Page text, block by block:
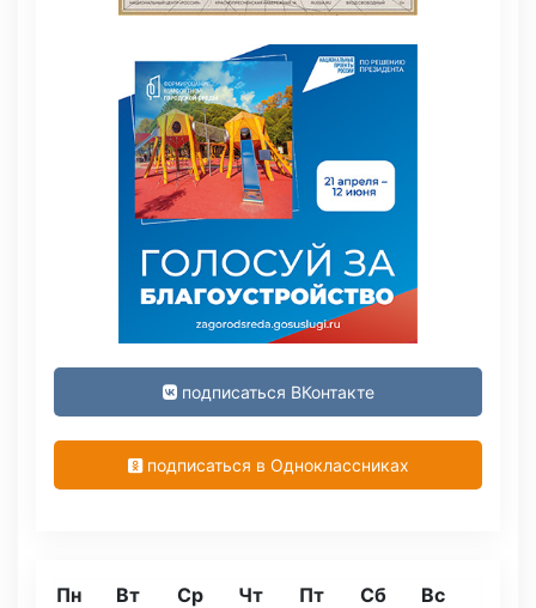
подписаться ВКонтакте
подписаться в Одноклассниках
Пн Вт Ср Чт Пт Сб Вс